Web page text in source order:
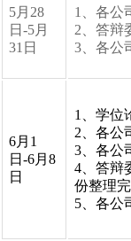
5月28
日-5月
31日
1、各公
2、答辩
3、各公
6月1
日-6月8
日
1、学位
2、各公
3、各公
4、答辩
份整理
5、各公